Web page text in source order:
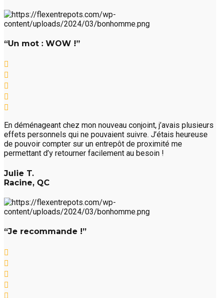
“Un mot : WOW !”
En déménageant chez mon nouveau conjoint, j’avais plusieurs
effets personnels qui ne pouvaient suivre. J’étais heureuse
de pouvoir compter sur un entrepôt de proximité me
permettant d’y retourner facilement au besoin !
Julie T.
Racine, QC
“Je recommande !”